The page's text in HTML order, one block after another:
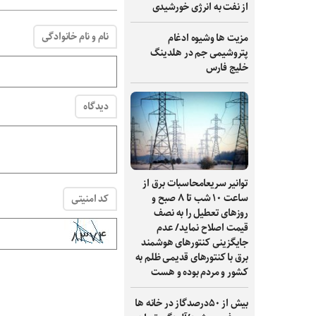
از نفت به انرژی خورشیدی
مزیت ها وشیوه ادغام
پتروشیمی جم در هلدینگ
خلیج فارس
توانیر سریعامحاسبات برق از
ساعت ۱۰ شب تا ۸ صبح و
روزهای تعطیل را به نصف
قیمت اصلاح نماید/ عدم
جایگزینی کنتورهای هوشمند
برق با کنتورهای قدیمی ظلم به
کشور و مردم بوده و هست
بیش از ۵۰درصدگاز در خانه ها
نام و نام خانوادگی
دیدگاه
کد امنیتی